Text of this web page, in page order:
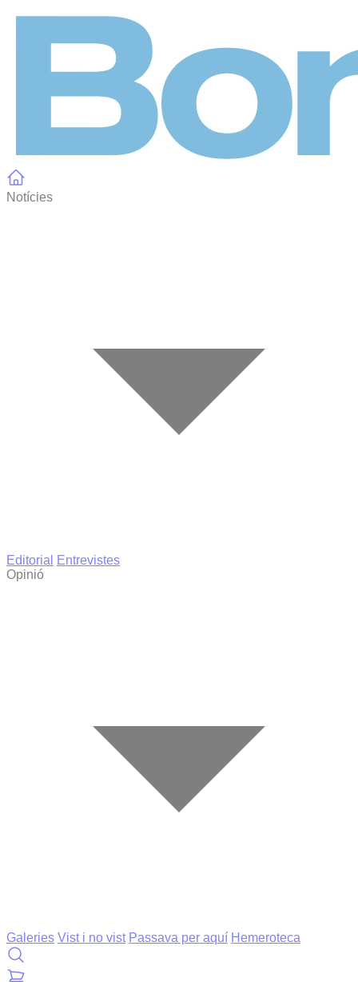
Notícies
Editorial
Entrevistes
Opinió
Galeries Vist i no vist Passava per aquí Hemeroteca